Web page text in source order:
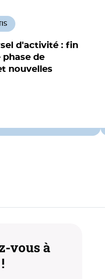
d'activité : fin
phase de
nouvelles
vous à